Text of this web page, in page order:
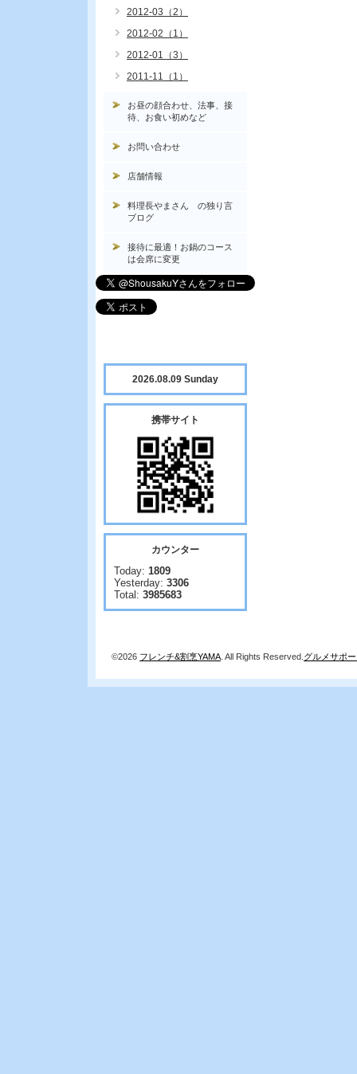
2012-03（2）
2012-02（1）
2012-01（3）
2011-11（1）
お昼の顔合わせ、法事、接
待、お食い初めなど
お問い合わせ
店舗情報
料理長やまさん の独り言
ブログ
接待に最適！お鍋のコース
は会席に変更
2026.08.09 Sunday
携帯サイト
カウンター
Today: 1809
Yesterday: 3306
Total: 3985683
©2026 フレンチ&割烹YAMA . All Rights Reserved. グルメサポ